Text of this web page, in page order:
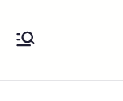
وبنشر تبديل